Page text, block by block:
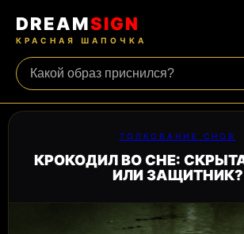
DREAMSIGN
КРАСНАЯ ШАПОЧКА
ТОЛКОВАНИЕ СНОВ
КРОКОДИЛ ВО СНЕ:
ИЛИ ЗАЩИТНИК?